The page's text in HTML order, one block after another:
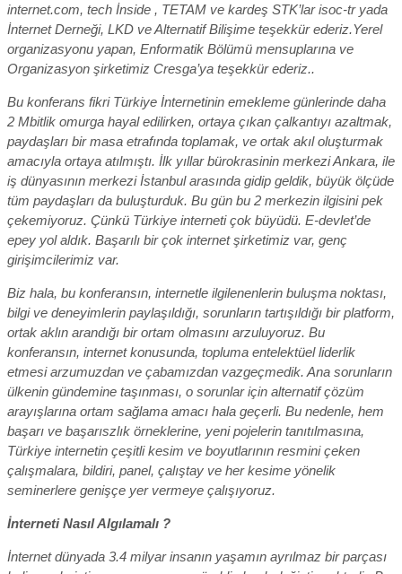
internet.com, tech İnside , TETAM ve kardeş STK’lar isoc-tr yada
İnternet Derneği, LKD ve Alternatif Bilişime teşekkür ederiz.Yerel
organizasyonu yapan, Enformatik Bölümü mensuplarına ve
Organizasyon şirketimiz Cresga’ya teşekkür ederiz..
Bu konferans fikri Türkiye İnternetinin emekleme günlerinde daha
2 Mbitlik omurga hayal edilirken, ortaya çıkan çalkantıyı azaltmak,
paydaşları bir masa etrafında toplamak, ve ortak akıl oluşturmak
amacıyla ortaya atılmıştı. İlk yıllar bürokrasinin merkezi Ankara, ile
iş dünyasının merkezi İstanbul arasında gidip geldik, büyük ölçüde
tüm paydaşları da buluşturduk. Bu gün bu 2 merkezin ilgisini pek
çekemiyoruz. Çünkü Türkiye interneti çok büyüdü. E-devlet’de
epey yol aldık. Başarılı bir çok internet şirketimiz var, genç
girişimcilerimiz var.
Biz hala, bu konferansın, internetle ilgilenenlerin buluşma noktası,
bilgi ve deneyimlerin paylaşıldığı, sorunların tartışıldığı bir platform,
ortak aklın arandığı bir ortam olmasını arzuluyoruz. Bu
konferansın, internet konusunda, topluma entelektüel liderlik
etmesi arzumuzdan ve çabamızdan vazgeçmedik. Ana sorunların
ülkenin gündemine taşınması, o sorunlar için alternatif çözüm
arayışlarına ortam sağlama amacı hala geçerli. Bu nedenle, hem
başarı ve başarıszlık örneklerine, yeni pojelerin tanıtılmasına,
Türkiye internetin çeşitli kesim ve boyutlarının resmini çeken
çalışmalara, bildiri, panel, çalıştay ve her kesime yönelik
seminerlere genişçe yer vermeye çalışıyoruz.
İnterneti Nasıl Algılamalı ?
İnternet dünyada 3.4 milyar insanın yaşamın ayrılmaz bir parçası